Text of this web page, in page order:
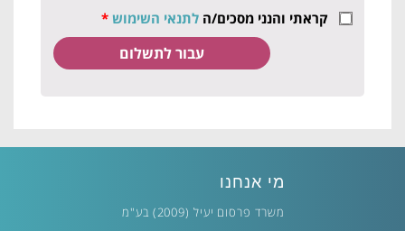
קראתי והנני מסכים/ה לתנאי השימוש *
מי אנחנו
משרד פרסום יעיל (2009) בע"מ